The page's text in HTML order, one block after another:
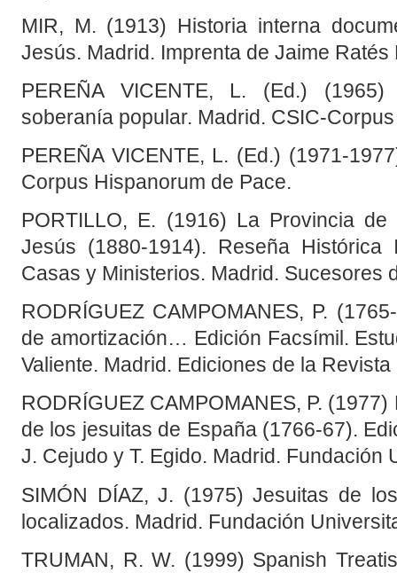
MIR, M. (1913) Historia interna
Jesús. Madrid. Imprenta de Jaime Ratés
PEREÑA VICENTE, L. (Ed.)
soberanía popular. Madrid. CSIC-
PEREÑA VICENTE, L. (Ed.) (1971-
Corpus Hispanorum de Pace.
PORTILLO, E. (1916) La Provincia
Jesús (1880-1914). Reseña
Casas y Ministerios. Madrid. Sucesores
RODRÍGUEZ CAMPOMANES, P.
de amortización… Edición Facsímil.
Valiente. Madrid. Ediciones de la Revista
RODRÍGUEZ CAMPOMANES, P.
de los jesuitas de España (1766-67).
J. Cejudo y T. Egido. Madrid. Fundación
SIMÓN DÍAZ, J. (1975) Jesuitas de
localizados. Madrid. Fundación
TRUMAN, R. W. (1999) Spanish